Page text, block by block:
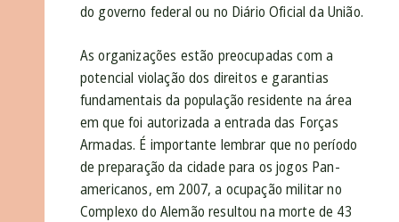
do governo federal ou no Diário Oficial da União.
As organizações estão preocupadas com a
potencial violação dos direitos e garantias
fundamentais da população residente na área
em que foi autorizada a entrada das Forças
Armadas. É importante lembrar que no período
de preparação da cidade para os jogos Pan-
americanos, em 2007, a ocupação militar no
Complexo do Alemão resultou na morte de 43